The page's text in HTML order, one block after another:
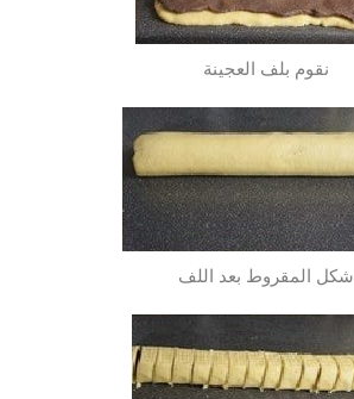
نقوم بلف العجينة
شكل المقروط بعد اللف